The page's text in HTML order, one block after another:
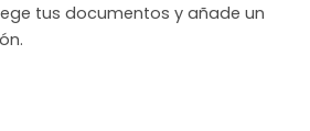
tus documentos y añade un